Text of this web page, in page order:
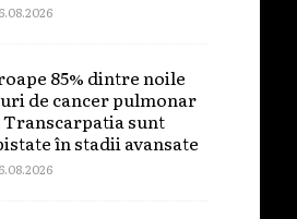
85% dintre noile
de cancer pulmonar
Transcarpatia sunt
în stadii avansate